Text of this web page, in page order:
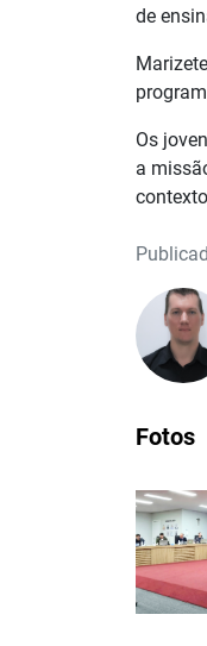
de
Os
a
Fotos